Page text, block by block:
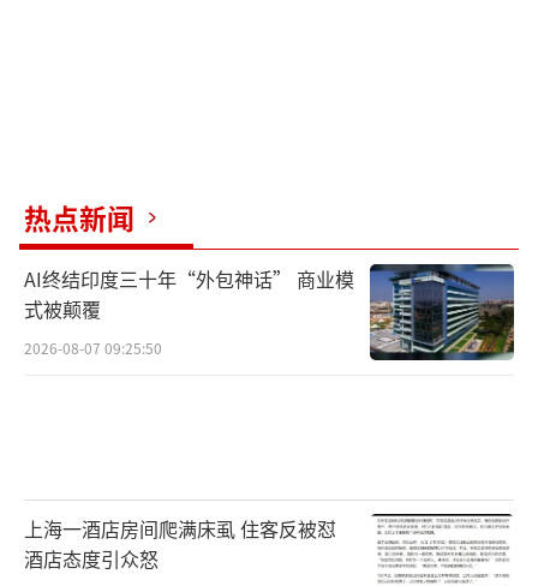
热点新闻
AI终结印度三十年“外包神话” 商业模
式被颠覆
2026-08-07 09:25:50
上海一酒店房间爬满床虱 住客反被怼
酒店态度引众怒